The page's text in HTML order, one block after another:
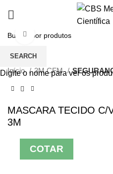
Click to enlarge
Início 3M CFM
MASCARA TECIDO C/
3M
COTAR
SEARCH
Digite o nome para ver os